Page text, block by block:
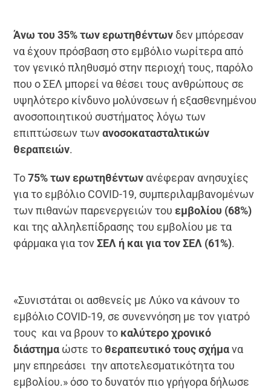
Άνω του 35% των ερωτηθέντων δεν μπόρεσαν
να έχουν πρόσβαση στο εμβόλιο νωρίτερα από
τον γενικό πληθυσμό στην περιοχή τους, παρόλο
που ο ΣΕΛ μπορεί να θέσει τους ανθρώπους σε
υψηλότερο κίνδυνο μολύνσεων ή εξασθενημένου
ανοσοποιητικού συστήματος λόγω των
επιπτώσεων τωνανοσοκατασταλτικών
θεραπειών.
Το75% των ερωτηθέντων ανέφεραν ανησυχίες
για το εμβόλιο COVID-19, συμπεριλαμβανομένων
των πιθανών παρενεργειών του εμβολίου (68%)
και της αλληλεπίδρασης του εμβολίου με τα
φάρμακα για τονΣΕΛ ή και για τον ΣΕΛ (61%).
«Συνιστάται οι ασθενείς με Λύκο να κάνουν το
εμβόλιο COVID-19, σε συνεννόηση με τον γιατρό
τους και να βρουν το καλύτερο χρονικό
διάστημα ώστε το θεραπευτικό τους σχήμανα
μην επηρεάσει την αποτελεσματικότητα του
εμβολίου.» όσο το δυνατόν πιο γρήγορα δήλωσε